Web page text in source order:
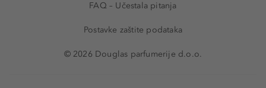
FAQ – Učestala pitanja
Postavke zaštite podataka
© 2026 Douglas parfumerije d.o.o.